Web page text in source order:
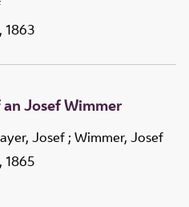
1863
Josef Wimmer
Josef ; Wimmer, Josef
1865